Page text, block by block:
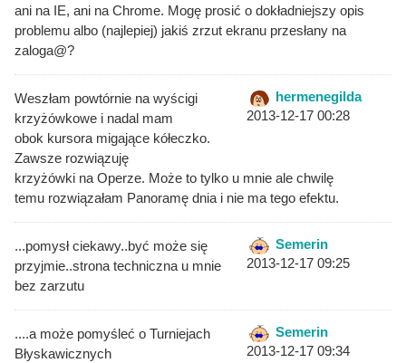
ani na IE, ani na Chrome. Mogę prosić o dokładniejszy opis
problemu albo (najlepiej) jakiś zrzut ekranu przesłany na
zaloga@?
hermenegilda
2013-12-17 00:28
Weszłam powtórnie na wyścigi
krzyżówkowe i nadal mam
obok kursora migające kółeczko.
Zawsze rozwiązuję
krzyżówki na Operze. Może to tylko u mnie ale chwilę
temu rozwiązałam Panoramę dnia i nie ma tego efektu.
Semerin
2013-12-17 09:25
...pomysł ciekawy..być może się
przyjmie..strona techniczna u mnie
bez zarzutu
Semerin
2013-12-17 09:34
....a może pomyśleć o Turniejach
Błyskawicznych